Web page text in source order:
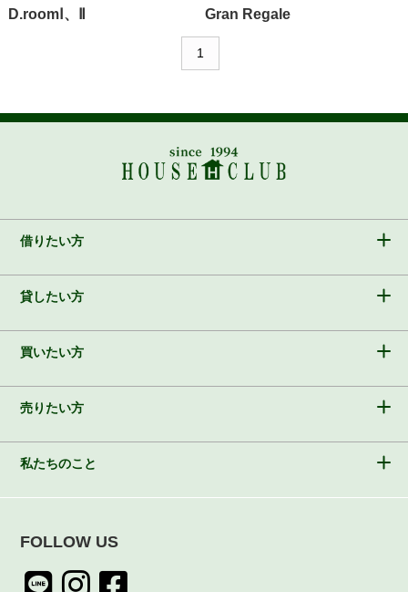
D.roomⅠ、Ⅱ Gran Regale
1
借りたい方
貸したい方
買いたい方
売りたい方
私たちのこと
FOLLOW US